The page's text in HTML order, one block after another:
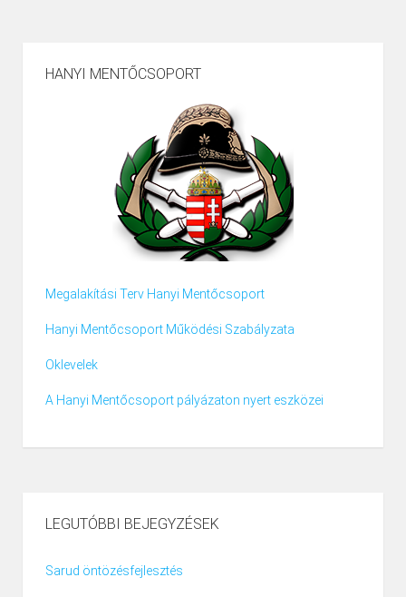
HANYI MENTŐCSOPORT
Megalakítási Terv Hanyi Mentőcsoport
Hanyi Mentőcsoport Működési Szabályzata
Oklevelek
A Hanyi Mentőcsoport pályázaton nyert eszközei
LEGUTÓBBI BEJEGYZÉSEK
Sarud öntözésfejlesztés